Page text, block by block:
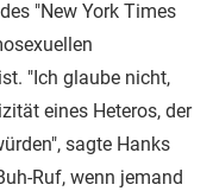
"New York Times
"Ich glaube nicht,
eines Heteros, der
sagte Hanks
Ruf, wenn jemand